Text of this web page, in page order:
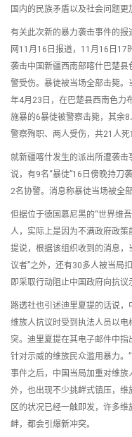
国内的民族矛盾以及社会问题更
有关此次新的暴力袭击事件的
网11月16日报道，11月16日17
袭击中国新疆西南部喀什巴楚
警受伤。暴徒被当场全部击毙
年4月23日，在巴楚县西南色力
施暴的6暴徒被警察击毙，其余
警察殉职、两人受伤，共21人死
就新疆喀什发生的派出所遭袭
说，有9名“暴徒”16日傍晚持刀
2名协警。消息称暴徒当场被全部
但据位于德国慕尼黑的“世界维
人，实际上是因为不满政府政
提说，根据该组织收到的消息
议者”之外，还有30多人被当局
即采取行动阻止中国政府向抗议
路透社也引述迪里夏提的话说
维族人抗议时受到执法人员以
突。迪里夏提在其电子邮件中
针对示威的维族民众滥用暴力。
事件之后，中国当局加重对维
外，也出现不少挑衅式镇压，维
区的状况已经一触即发，许多
衅，都会引爆新冲突。